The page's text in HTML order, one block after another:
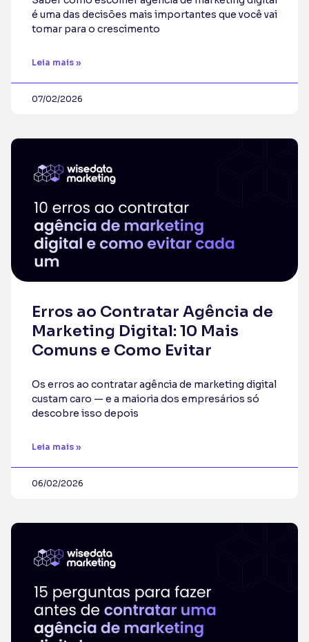
é uma das decisões mais importantes que você vai
tomar para o crescimento
Leia mais »
07/02/2026
Erros ao Contratar Agência de
Marketing Digital: 10 Mais
Comuns e Como Evitar
Os erros ao contratar agência de marketing digital
custam caro — e a maioria dos empresários só
descobre isso depois
Leia mais »
06/02/2026